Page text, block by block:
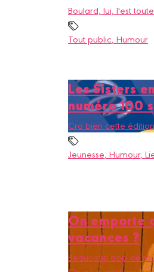
Boulard, lui, l'est
Tout public, Humour
Les Sisters
numéro 100
Cro bien cette
Jeunesse, Humour,
On emporte
vacances ?
Beaucoup trop de